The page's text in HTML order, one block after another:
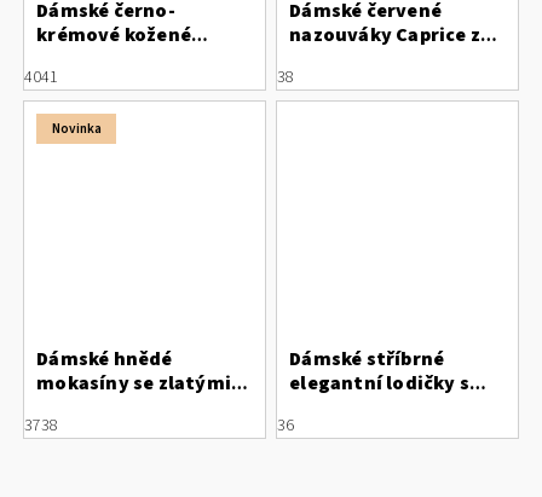
Dámské černo-
krémové kožené
4041
Dámské červené
nazouváky Caprice z
38
Novinka
Dámské hnědé
mokasíny se zlatými
3738
Dámské stříbrné
elegantní lodičky s
36